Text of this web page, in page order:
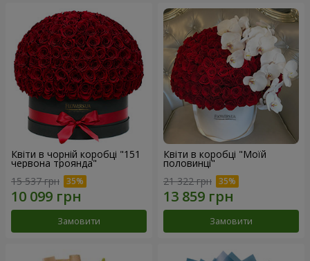
Квіти в чорній коробці "151
червона троянда"
15 537 грн
Замовити
Квіти в коробці "Моїй
половинці"
21 322 грн
Замовити